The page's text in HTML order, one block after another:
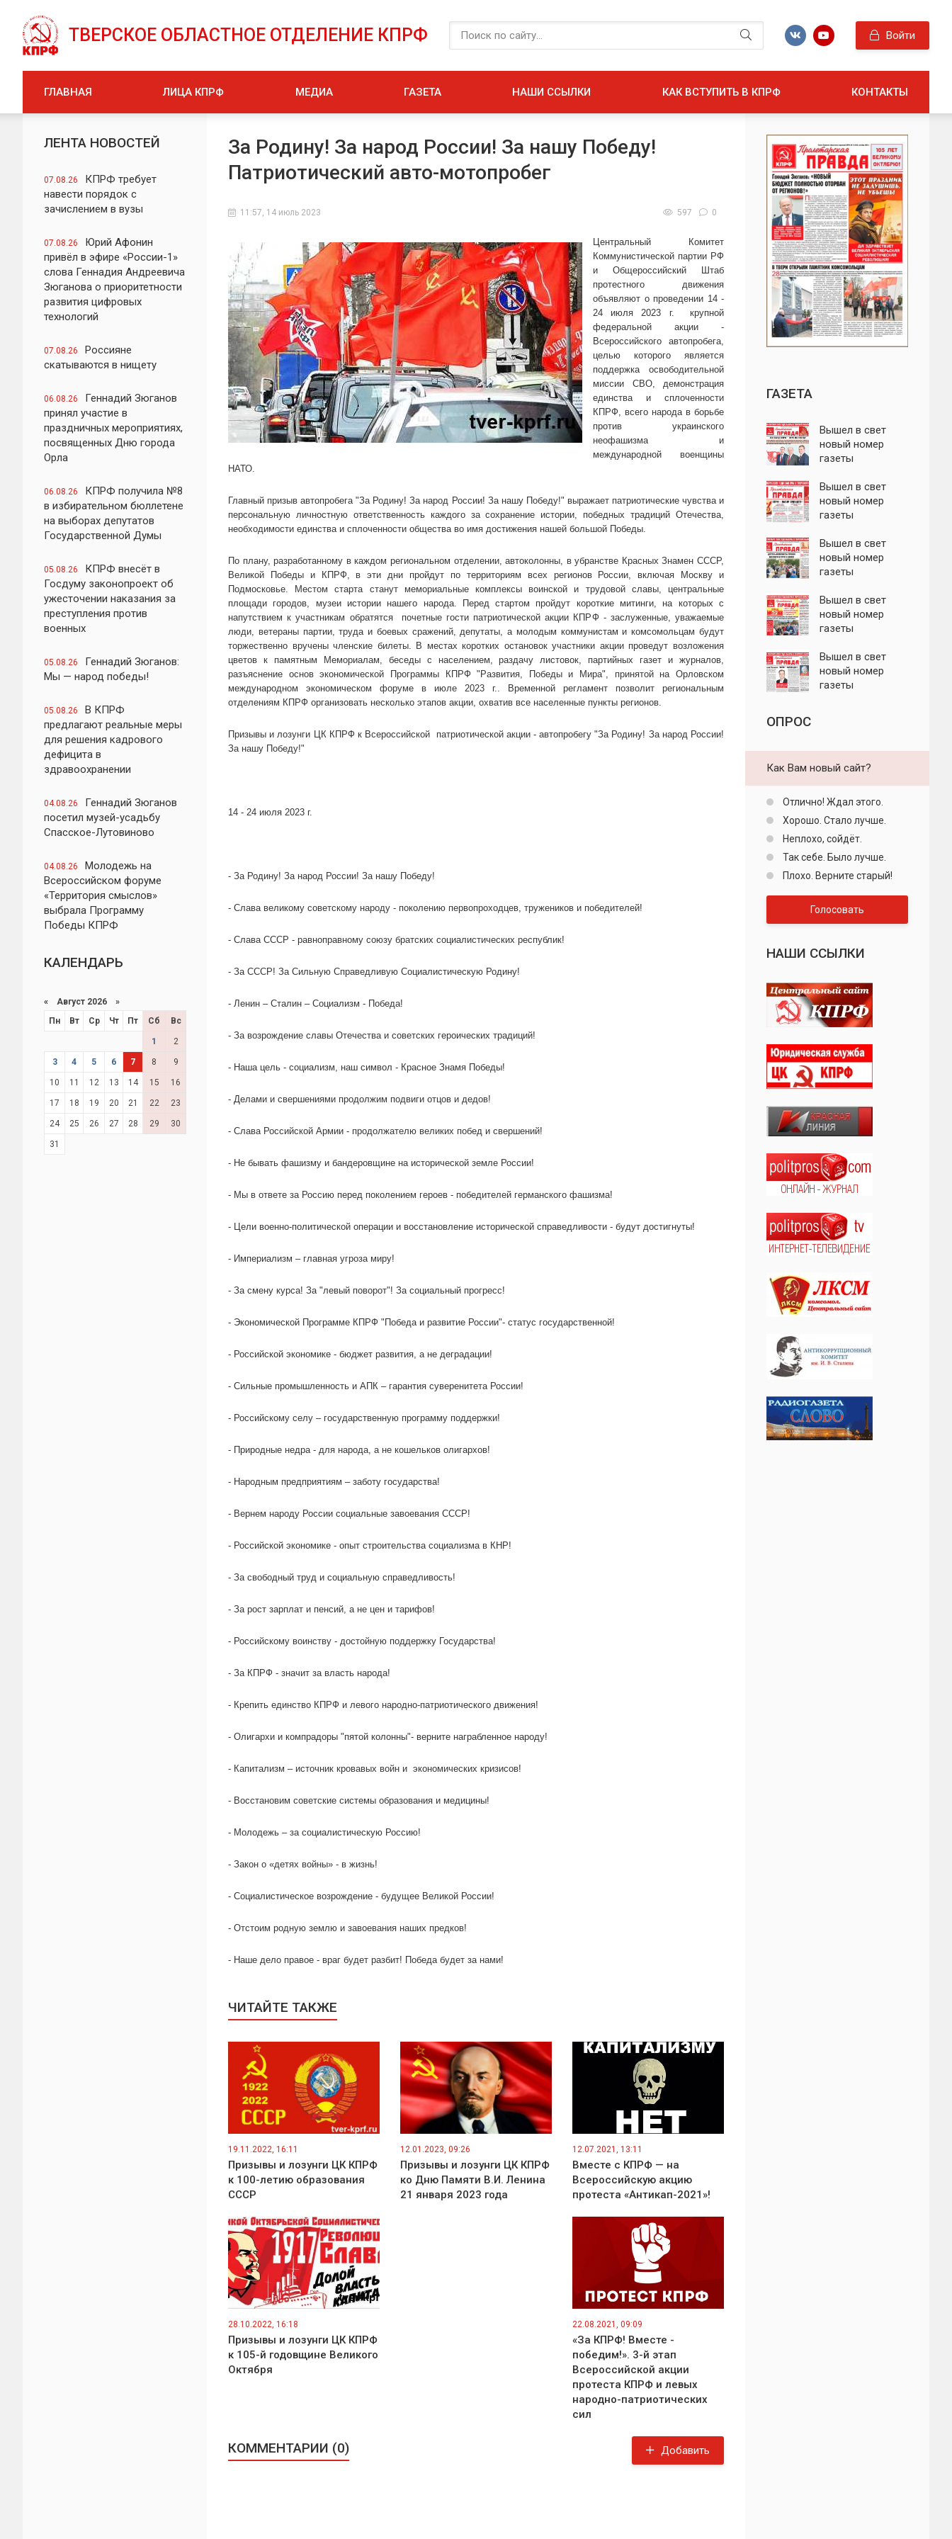
ТВЕРСКОЕ ОБЛАСТНОЕ ОТДЕЛЕНИЕ КПРФ Войти
ГЛАВНАЯ ЛИЦА КПРФ МЕДИА ГАЗЕТА НАШИ ССЫЛКИ КАК ВСТУПИТЬ В КПРФ КОНТАКТЫ
ЛЕНТА НОВОСТЕЙ
07.08.26
КПРФ требует
навести порядок с
зачислением в вузы
07.08.26
Юрий Афонин
привёл в эфире «России-1»
слова Геннадия Андреевича
Зюганова о приоритетности
развития цифровых
технологий
07.08.26
Россияне
скатываются в нищету
06.08.26
Геннадий Зюганов
принял участие в
праздничных мероприятиях,
посвященных Дню города
Орла
06.08.26
КПРФ получила №8
в избирательном бюллетене
на выборах депутатов
Государственной Думы
05.08.26
КПРФ внесёт в
Госдуму законопроект об
ужесточении наказания за
преступления против
военных
05.08.26
Геннадий Зюганов:
Мы — народ победы!
05.08.26
В КПРФ
предлагают реальные меры
для решения кадрового
дефицита в
здравоохранении
04.08.26
Геннадий Зюганов
посетил музей-усадьбу
Спасское-Лутовиново
04.08.26
Молодежь на
Всероссийском форуме
«Территория смыслов»
выбрала Программу
Победы КПРФ
КАЛЕНДАРЬ
« Август 2026 »
Пн
Вт Ср Чт Пт Сб Вс
1 2
3 4 5 6 7 8 9
10 11 12 13 14 15 16
17 18 19 20 21 22 23
24 25 26 27 28 29 30
31
За Родину! За народ России! За нашу Победу!
Патриотический авто-мотопробег
11:57, 14 июль 2023 597 0
Центральный Комитет
Коммунистической партии РФ
и Общероссийский Штаб
протестного движения
объявляют о проведении 14 -
24 июля 2023 г. крупной
федеральной акции -
Всероссийского автопробега,
целью которого является
поддержка освободительной
миссии СВО, демонстрация
единства и сплоченности
КПРФ, всего народа в борьбе
против украинского
неофашизма и
международной военщины
НАТО.
Главный призыв автопробега "За Родину! За народ России! За нашу Победу!" выражает патриотические чувства и
персональную личностную ответственность каждого за сохранение истории, победных традиций Отечества,
необходимости единства и сплоченности общества во имя достижения нашей большой Победы.
По плану, разработанному в каждом региональном отделении, автоколонны, в убранстве Красных Знамен СССР,
Великой Победы и КПРФ, в эти дни пройдут по территориям всех регионов России, включая Москву и
Подмосковье. Местом старта станут мемориальные комплексы воинской и трудовой славы, центральные
площади городов, музеи истории нашего народа. Перед стартом пройдут короткие митинги, на которых с
напутствием к участникам обратятся почетные гости патриотической акции КПРФ - заслуженные, уважаемые
люди, ветераны партии, труда и боевых сражений, депутаты, а молодым коммунистам и комсомольцам будут
торжественно вручены членские билеты. В местах коротких остановок участники акции проведут возложения
цветов к памятным Мемориалам, беседы с населением, раздачу листовок, партийных газет и журналов,
разъяснение основ экономической Программы КПРФ "Развития, Победы и Мира", принятой на Орловском
международном экономическом форуме в июле 2023 г.. Временной регламент позволит региональным
отделениям КПРФ организовать несколько этапов акции, охватив все населенные пункты регионов.
Призывы и лозунги ЦК КПРФ к Всероссийской патриотической акции - автопробегу "За Родину! За народ России!
За нашу Победу!"
14 - 24 июля 2023 г.
- За Родину! За народ России! За нашу Победу!
- Слава великому советскому народу - поколению первопроходцев, тружеников и победителей!
- Слава СССР - равноправному союзу братских социалистических республик!
- За СССР! За Сильную Справедливую Социалистическую Родину!
- Ленин – Сталин – Социализм - Победа!
- За возрождение славы Отечества и советских героических традиций!
- Наша цель - социализм, наш символ - Красное Знамя Победы!
- Делами и свершениями продолжим подвиги отцов и дедов!
- Слава Российской Армии - продолжателю великих побед и свершений!
- Не бывать фашизму и бандеровщине на исторической земле России!
- Мы в ответе за Россию перед поколением героев - победителей германского фашизма!
- Цели военно-политической операции и восстановление исторической справедливости - будут достигнуты!
- Империализм – главная угроза миру!
- За смену курса! За "левый поворот"! За социальный прогресс!
- Экономической Программе КПРФ "Победа и развитие России"- статус государственной!
- Российской экономике - бюджет развития, а не деградации!
- Сильные промышленность и АПК – гарантия суверенитета России!
- Российскому селу – государственную программу поддержки!
- Природные недра - для народа, а не кошельков олигархов!
- Народным предприятиям – заботу государства!
- Вернем народу России социальные завоевания СССР!
- Российской экономике - опыт строительства социализма в КНР!
- За свободный труд и социальную справедливость!
- За рост зарплат и пенсий, а не цен и тарифов!
- Российскому воинству - достойную поддержку Государства!
- За КПРФ - значит за власть народа!
- Крепить единство КПРФ и левого народно-патриотического движения!
- Олигархи и компрадоры "пятой колонны"- верните награбленное народу!
- Капитализм – источник кровавых войн и экономических кризисов!
- Восстановим советские системы образования и медицины!
- Молодежь – за социалистическую Россию!
- Закон о «детях войны» - в жизнь!
- Социалистическое возрождение - будущее Великой России!
- Отстоим родную землю и завоевания наших предков!
- Наше дело правое - враг будет разбит! Победа будет за нами!
ЧИТАЙТЕ ТАКЖЕ
19.11.2022, 16:11
Призывы и лозунги ЦК КПРФ
к 100-летию образования
СССР
12.01.2023, 09:26
Призывы и лозунги ЦК КПРФ
ко Дню Памяти В.И. Ленина
21 января 2023 года
12.07.2021, 13:11
Вместе с КПРФ — на
Всероссийскую акцию
протеста «Антикап-2021»!
28.10.2022, 16:18
Призывы и лозунги ЦК КПРФ
к 105-й годовщине Великого
Октября
22.08.2021, 09:09
«За КПРФ! Вместе -
победим!». 3-й этап
Всероссийской акции
протеста КПРФ и левых
народно-патриотических
сил
КОММЕНТАРИИ (0) Добавить
ГАЗЕТА
Вышел в свет
новый номер
газеты
правда"
Вышел в свет
новый номер
газеты
правда"
Вышел в свет
новый номер
газеты
правда"
Вышел в свет
новый номер
газеты
правда"
Вышел в свет
новый номер
газеты
ОПРОС
Как Вам новый сайт?
Отлично! Ждал этого.
Хорошо. Стало лучше.
Неплохо, сойдёт.
Так себе. Было лучше.
Плохо. Верните старый!
Голосовать
НАШИ ССЫЛКИ